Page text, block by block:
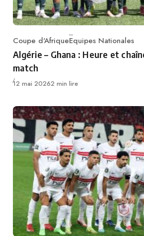
Category
Coupe d'AfriqueEquipes Nationales
Algérie – Ghana : Heure et
match
Publié
12 mai 20262 min lire